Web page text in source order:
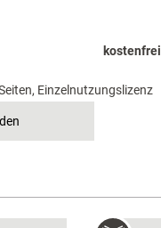
kostenfrei
Einzelnutzungslizenz